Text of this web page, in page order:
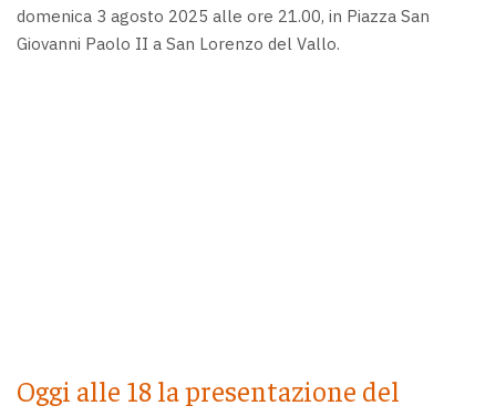
domenica 3 agosto 2025 alle ore 21.00, in Piazza San
Giovanni Paolo II a San Lorenzo del Vallo.
Oggi alle 18 la presentazione del